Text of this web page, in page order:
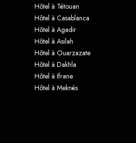
Hôtel à Tétouan
Hôtel à Casablanca
Hôtel à Agadir
Hôtel à Asilah
Hôtel à Ouarzazate
Hôtel à Dakhla
Hôtel à Ifrane
Hôtel à Meknès